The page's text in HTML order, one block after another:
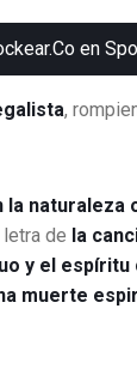
en
,
naturaleza
letra de la
y el
muerte